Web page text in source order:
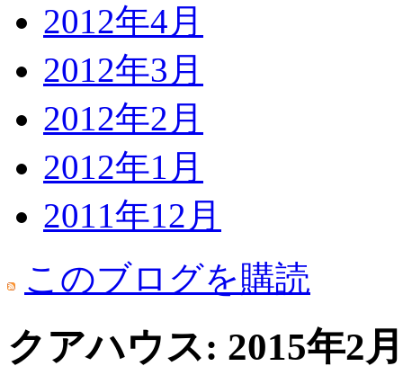
2012年4月
2012年3月
2012年2月
2012年1月
2011年12月
このブログを購読
クアハウス: 2015年2